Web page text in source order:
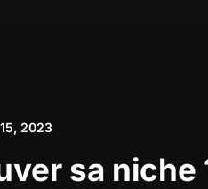
2023
sa niche